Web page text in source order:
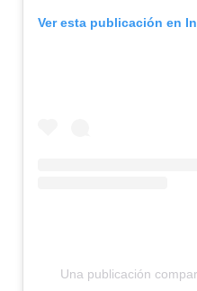
Ver esta publicación en
Una publicación